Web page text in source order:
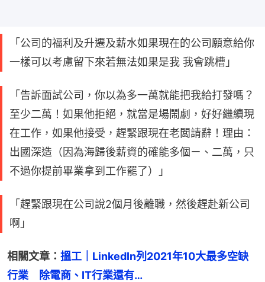
「公司的福利及升遷及薪水如果現在的公司願意給你
一樣可以考慮留下來若無法如果是我 我會跳槽」
「告訴面試公司，你以為多一萬就能把我給打發嗎？
至少二萬！如果他拒絕，就當是場鬧劇，好好繼續現
在工作，如果他接受，趕緊跟現在老闆請辭！理由：
出國深造（因為海歸後薪資的確能多個ㄧ、二萬，只
不過你提前畢業拿到工作罷了）」
「趕緊跟現在公司說2個月後離職，然後趕赴新公司
啊」
相關文章： 搵工｜LinkedIn列2021年10大最多空缺
行業　除電商、IT行業還有…